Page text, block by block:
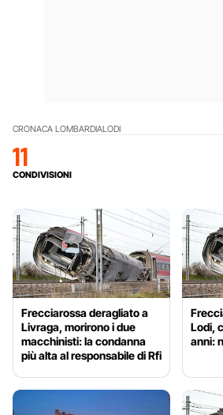
CRONACA LOMBARDIALODI
11
CONDIVISIONI
Frecciarossa deragliato a
Livraga, morirono i due
macchinisti: la condanna
più alta al responsabile di Rfi
Lodi,
anni: